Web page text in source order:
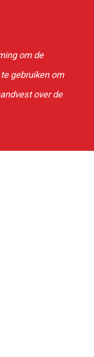
om de
gebruiken om
over de